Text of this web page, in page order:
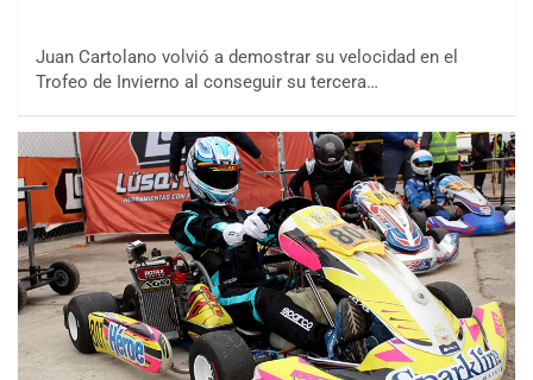
Juan Cartolano volvió a demostrar su velocidad en el
Trofeo de Invierno al conseguir su tercera…